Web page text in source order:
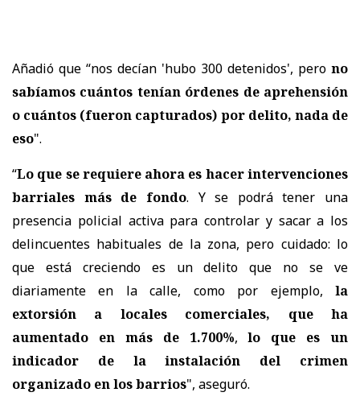
Añadió que “nos decían 'hubo 300 detenidos', pero no
sabíamos cuántos tenían órdenes de aprehensión
o cuántos (fueron capturados) por delito, nada de
eso".
“Lo que se requiere ahora es hacer intervenciones
barriales más de fondo. Y se podrá tener una
presencia policial activa para controlar y sacar a los
delincuentes habituales de la zona, pero cuidado: lo
que está creciendo es un delito que no se ve
diariamente en la calle, como por ejemplo, la
extorsión a locales comerciales, que ha
aumentado en más de 1.700%, lo que es un
indicador de la instalación del crimen
organizado en los barrios", aseguró.